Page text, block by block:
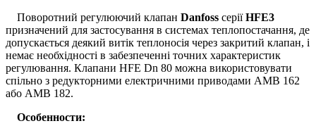
Поворотний регулюючий клапан Danfoss серіїHFE3
призначений для застосування в системах теплопостачання, де
допускається деякий витік теплоносія через закритий клапан, і
немає необхідності в забезпеченні точних характеристик
регулювання. Клапани HFE Dn 80 можна використовувати
спільно з редукторними електричними приводами AMB 162
або AMB 182.
Особенности: